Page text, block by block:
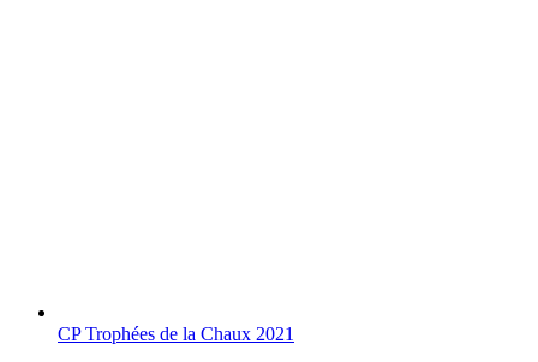
CP Trophées de la Chaux 2021